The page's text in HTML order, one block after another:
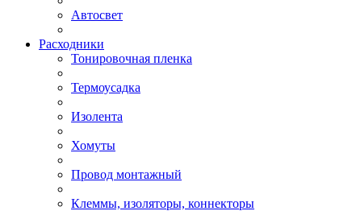
Автосвет
Расходники
Тонировочная пленка
Термоусадка
Изолента
Хомуты
Провод монтажный
Клеммы, изоляторы, коннекторы